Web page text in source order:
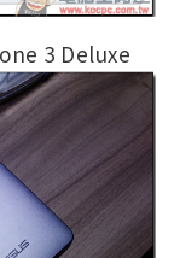
3 Deluxe